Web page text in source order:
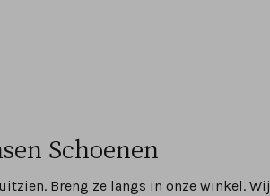
Schoenen
Breng ze langs in onze winkel. Wij